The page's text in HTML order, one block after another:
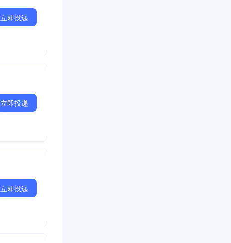
立即投递
立即投递
立即投递